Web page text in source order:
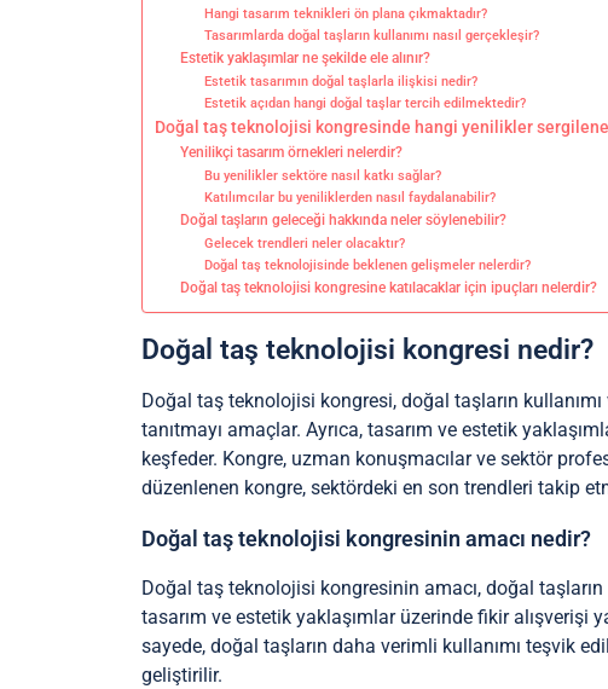
Hangi tasarım teknikleri ön plana çıkmaktadır?
Tasarımlarda doğal taşların kullanımı nasıl gerçekleşir?
Estetik yaklaşımlar ne şekilde ele alınır?
Estetik tasarımın doğal taşlarla ilişkisi nedir?
Estetik açıdan hangi doğal taşlar tercih edilmektedir?
Doğal taş teknolojisi kongresinde hangi yenilikler
Yenilikçi tasarım örnekleri nelerdir?
Bu yenilikler sektöre nasıl katkı sağlar?
Katılımcılar bu yeniliklerden nasıl faydalanabilir?
Doğal taşların geleceği hakkında neler söylenebilir?
Gelecek trendleri neler olacaktır?
Doğal taş teknolojisinde beklenen gelişmeler nelerdir?
Doğal taş teknolojisi kongresine katılacaklar için ipuçları nelerdir?
Doğal taş teknolojisi kongresi nedir?
Doğal taş teknolojisi kongresi, doğal taşların
tanıtmayı amaçlar. Ayrıca, tasarım ve estetik
keşfeder. Kongre, uzman konuşmacılar ve sektör
düzenlenen kongre, sektördeki en son trendleri takip
Doğal taş teknolojisi kongresinin amacı nedir?
Doğal taş teknolojisi kongresinin amacı, doğal
tasarım ve estetik yaklaşımlar üzerinde fikir alışverişi
sayede, doğal taşların daha verimli kullanımı teşvik
geliştirilir.